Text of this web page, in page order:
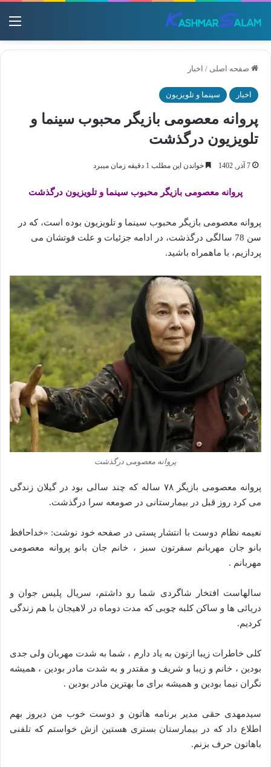
صفحه اصلی / اخبار
اخبار سینما و تلویزیون
پروانه معصومی بازیگر محبوب سینما و
تلویزیون درگذشت
7 آذر, 1402 خواندن این مطلب 1 دقیقه زمان میبرد
پروانه معصومی بازیگر محبوب سینما و تلویزیون درگذشت
پروانه معصومی بازیگر محبوب سینما و تلویزیون بوده است، که در
سن 78 سالگی درگذشت، در ادامه جزئیات و علت فوتشان می
پردازیم، با ماهمراه باشید.
‌پروانه معصومی درگذشت
پروانه معصومی بازیگر ۷۸ ساله که چند سالی بود در گیلان زندگی
می‌ کرد روز قبل در بیمارستانی در صومعه سرا درگذشت.
نعیمه نظام دوست با انتشار پستی در صفحه خود نوشت: «خداحافظ
بانو جان مهربانم سفرتون سبز ، خانم جان بانو پروانه معصومی
مهربانم .
سالهاست افتخار شاگردی شما رو داشتم، سریال پلیس جوان و
دریائی ها و ساکن کلبه چوبی که مدت دوماه در لاهیجان با هم زندگی
کردیم.
کلی خاطرات زیبا ازتون به یاد دارم ، شما به شدت مهربان ولی جدی
بودین ، خانم و زیبا و شریف و مقتدر و به شدت مادر بودین ، همیشه
نگران نیما بودین و همیشه برای ما بهترین مادر بودین .
سیدمهدی حقی مدیر برنامه هاتون و دوست خوب من دیروز بهم
اطلاع داد که در بیمارستان بستری هستین ازش خواستم که تلفنی
باهاتون حرف بزنم.